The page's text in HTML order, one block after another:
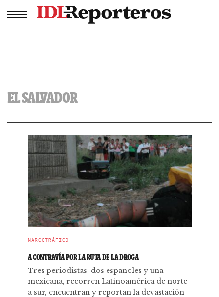
EL SALVADOR
NARCOTRÁFICO
A CONTRAVÍA POR LA RUTA DE LA DROGA
Tres periodistas, dos españoles y una
mexicana, recorren Latinoamérica de norte
a sur, encuentran y reportan la devastación